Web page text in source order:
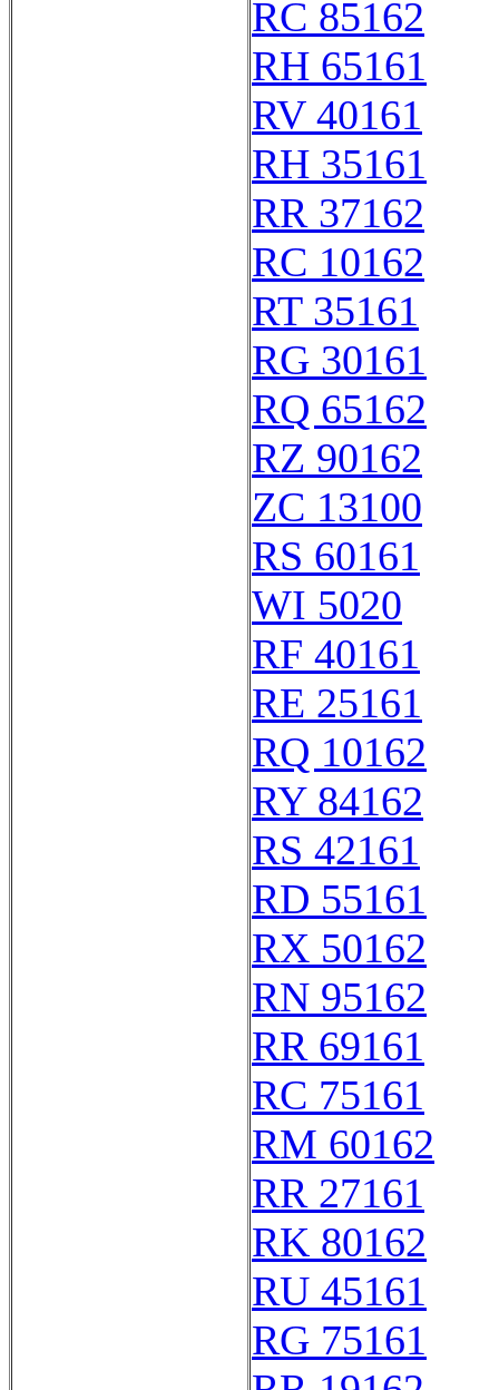
RC 85162
RH 65161
RV 40161
RH 35161
RR 37162
RC 10162
RT 35161
RG 30161
RQ 65162
RZ 90162
ZC 13100
RS 60161
WI 5020
RF 40161
RE 25161
RQ 10162
RY 84162
RS 42161
RD 55161
RX 50162
RN 95162
RR 69161
RC 75161
RM 60162
RR 27161
RK 80162
RU 45161
RG 75161